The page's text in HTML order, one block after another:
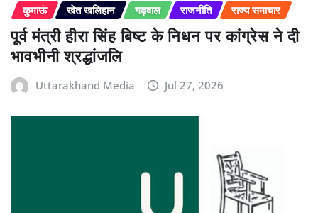
कुमाऊं खेत खलिहान गढ़वाल राजनीति राज्य समाचार
पूर्व मंत्री हीरा सिंह बिष्ट के निधन पर कांग्रेस ने दी
भावभीनी श्रद्धांजलि
Uttarakhand Media Jul 27, 2026